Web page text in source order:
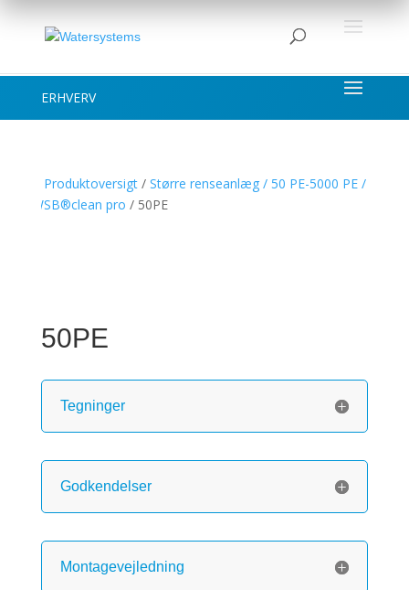
ERHVERV
Produktoversigt/ Større renseanlæg / 50 PE-5000 PE /
WSB®clean pro / 50PE
50PE
Tegninger
Godkendelser
Montagevejledning